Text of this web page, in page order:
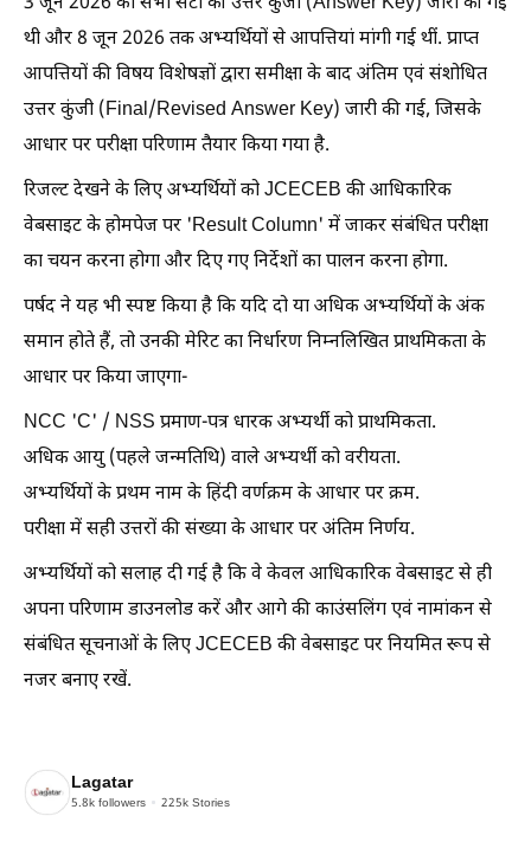
थी और 8 जून 2026 तक अभ्यर्थियों से आपत्तियां मांगी गई थीं. प्राप्त
आपत्तियों की विषय विशेषज्ञों द्वारा समीक्षा के बाद अंतिम एवं संशोधित
उत्तर कुंजी (Final/Revised Answer Key) जारी की गई, जिसके
आधार पर परीक्षा परिणाम तैयार किया गया है.
रिजल्ट देखने के लिए अभ्यर्थियों को JCECEB की आधिकारिक
वेबसाइट के होमपेज पर 'Result Column' में जाकर संबंधित परीक्षा
का चयन करना होगा और दिए गए निर्देशों का पालन करना होगा.
पर्षद ने यह भी स्पष्ट किया है कि यदि दो या अधिक अभ्यर्थियों के अंक
समान होते हैं, तो उनकी मेरिट का निर्धारण निम्नलिखित प्राथमिकता के
आधार पर किया जाएगा-
NCC 'C' / NSS प्रमाण-पत्र धारक अभ्यर्थी को प्राथमिकता.
अधिक आयु (पहले जन्मतिथि) वाले अभ्यर्थी को वरीयता.
अभ्यर्थियों के प्रथम नाम के हिंदी वर्णक्रम के आधार पर क्रम.
परीक्षा में सही उत्तरों की संख्या के आधार पर अंतिम निर्णय.
अभ्यर्थियों को सलाह दी गई है कि वे केवल आधिकारिक वेबसाइट से ही
अपना परिणाम डाउनलोड करें और आगे की काउंसलिंग एवं नामांकन से
संबंधित सूचनाओं के लिए JCECEB की वेबसाइट पर नियमित रूप से
नजर बनाए रखें.
Lagatar
5.8k followers 225k Stories